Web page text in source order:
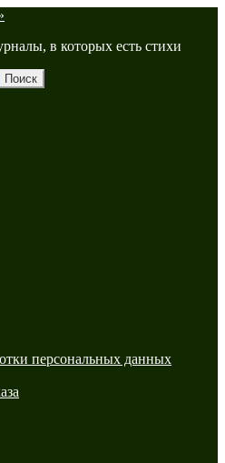
в которых есть стихи
Поиск
персональных данных